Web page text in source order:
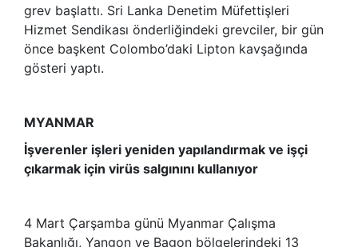
grev başlattı. Sri Lanka Denetim Müfettişleri
Hizmet Sendikası önderliğindeki grevciler, bir gün
önce başkent Colombo’daki Lipton kavşağında
gösteri yaptı.
MYANMAR
İşverenler işleri yeniden yapılandırmak ve işçi
çıkarmak için virüs salgınını kullanıyor
4 Mart Çarşamba günü Myanmar Çalışma
Bakanlığı, Yangon ve Bagon bölgelerindeki 13